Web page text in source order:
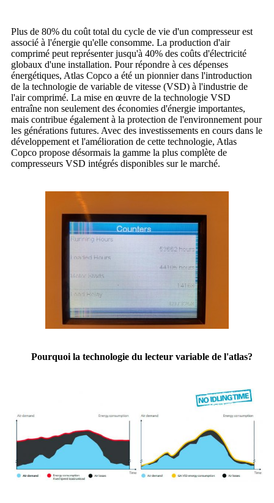
Plus de 80% du coût total du cycle de vie d'un compresseur est
associé à l'énergie qu'elle consomme. La production d'air
comprimé peut représenter jusqu'à 40% des coûts d'électricité
globaux d'une installation. Pour répondre à ces dépenses
énergétiques, Atlas Copco a été un pionnier dans l'introduction
de la technologie de variable de vitesse (VSD) à l'industrie de
l'air comprimé. La mise en œuvre de la technologie VSD
entraîne non seulement des économies d'énergie importantes,
mais contribue également à la protection de l'environnement pour
les générations futures. Avec des investissements en cours dans le
développement et l'amélioration de cette technologie, Atlas
Copco propose désormais la gamme la plus complète de
compresseurs VSD intégrés disponibles sur le marché.
Pourquoi la technologie du lecteur variable de l'atlas?